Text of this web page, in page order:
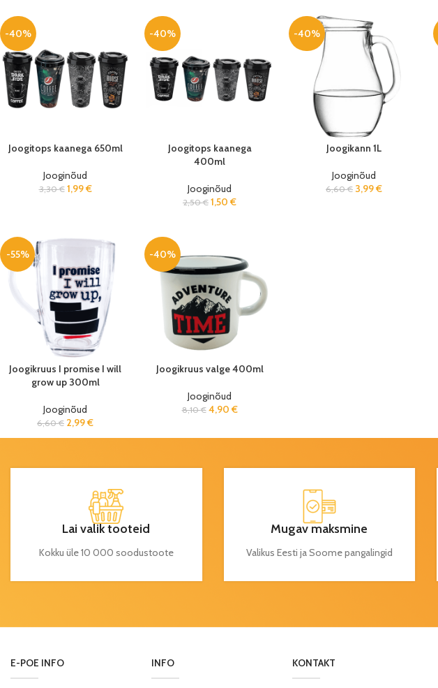
-40%
Joogitops kaanega 650ml
Jooginõud
3,30€ 1,99€
-40%
Joogitops kaanega
400ml
Jooginõud
2,50€ 1,50 €
-40%
Joogikann 1L
Jooginõud
6,60€ 3,99€
-55%
Joogikruus I promise I will
grow up 300ml
Jooginõud
6,60€ 2,99€
-40%
Joogikruus valge 400ml
Jooginõud
8,10€ 4,90 €
Lai valik tooteid
Kokku üle 10 000 soodustoote
Mugav maksmine
Valikus Eesti ja Soome pangalingid
E-POE INFO INFO KONTAKT